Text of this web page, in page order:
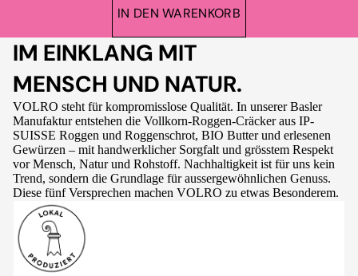
IN DEN WARENKORB
IM EINKLANG MIT
MENSCH UND NATUR.
VOLRO steht für kompromisslose Qualität. In unserer Basler
Manufaktur entstehen die Vollkorn-Roggen-Cräcker aus IP-
SUISSE Roggen und Roggenschrot, BIO Butter und erlesenen
Gewürzen – mit handwerklicher Sorgfalt und grösstem Respekt
vor Mensch, Natur und Rohstoff. Nachhaltigkeit ist für uns kein
Trend, sondern die Grundlage für aussergewöhnlichen Genuss.
Diese fünf Versprechen machen VOLRO zu etwas Besonderem.